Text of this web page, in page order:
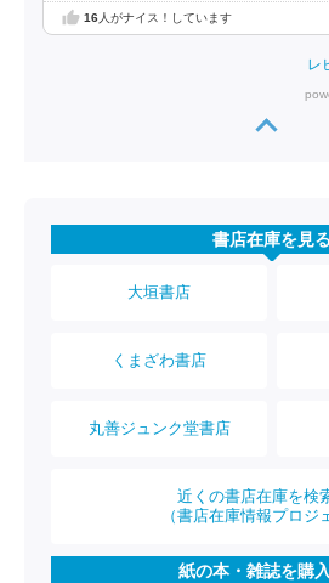
16人がナイス！しています
レ
書店在庫を見る
大垣書店
くまざわ書店
丸善ジュンク堂書店
近くの書店在庫を検
（書店在庫情報プロジ
紙の本・雑誌を購